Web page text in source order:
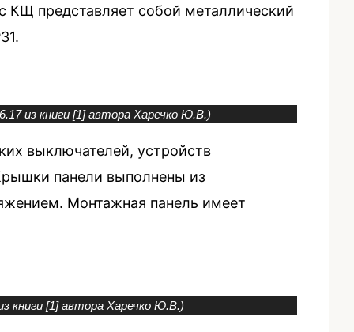
КЩ представляет собой металлический
из книги [1] автора Харечко Ю.В.)
выключателей, устройств
панели выполнены из
Монтажная панель имеет
книги [1] автора Харечко Ю.В.)